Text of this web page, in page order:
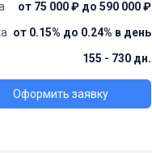
от 75 000 ₽ до 590 000 ₽
от 0.15% до 0.24% в день
155 - 730 дн.
Оформить заявку